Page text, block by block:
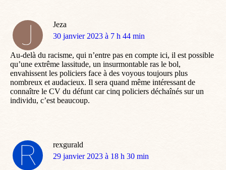
Jeza
dit
30 janvier 2023 à 7 h 44 min
Au-delà du racisme, qui n’entre pas en compte ici, il est possible
qu’une extrême lassitude, un insurmontable ras le bol,
envahissent les policiers face à des voyous toujours plus
nombreux et audacieux. Il sera quand même intéressant de
connaître le CV du défunt car cinq policiers déchaînés sur un
individu, c’est beaucoup.
rexgurald
dit
29 janvier 2023 à 18 h 30 min